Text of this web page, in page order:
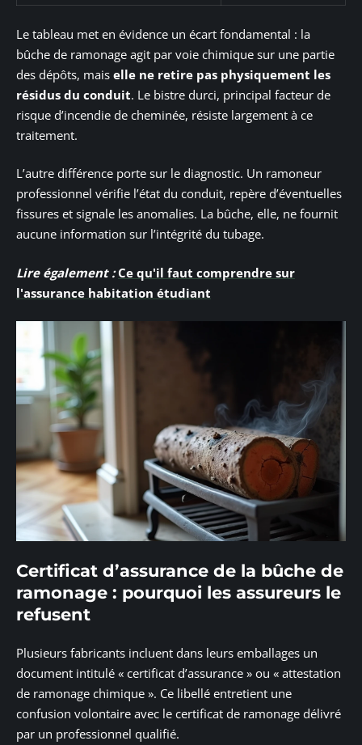
Le tableau met en évidence un écart fondamental : la
bûche de ramonage agit par voie chimique sur une partie
des dépôts, mais elle ne retire pas physiquement les
résidus du conduit. Le bistre durci, principal facteur de
risque d’incendie de cheminée, résiste largement à ce
traitement.
L’autre différence porte sur le diagnostic. Un ramoneur
professionnel vérifie l’état du conduit, repère d’éventuelles
fissures et signale les anomalies. La bûche, elle, ne fournit
aucune information sur l’intégrité du tubage.
Lire également : Ce qu'il faut comprendre sur
l'assurance habitation étudiant
Certificat d’assurance de la bûche de
ramonage : pourquoi les assureurs le
refusent
Plusieurs fabricants incluent dans leurs emballages un
document intitulé « certificat d’assurance » ou « attestation
de ramonage chimique ». Ce libellé entretient une
confusion volontaire avec le certificat de ramonage délivré
par un professionnel qualifié.